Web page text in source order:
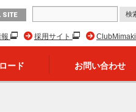
SITE
ClubMimaki
採用サイト
ード お問い合わせ